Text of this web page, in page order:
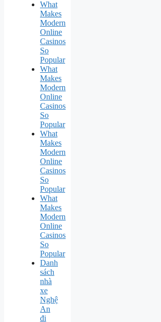
What
Makes
Modern
Online
Casinos
So
Popular
What
Makes
Modern
Online
Casinos
So
Popular
What
Makes
Modern
Online
Casinos
So
Popular
What
Makes
Modern
Online
Casinos
So
Popular
Danh
sách
nhà
xe
Nghệ
An
đi